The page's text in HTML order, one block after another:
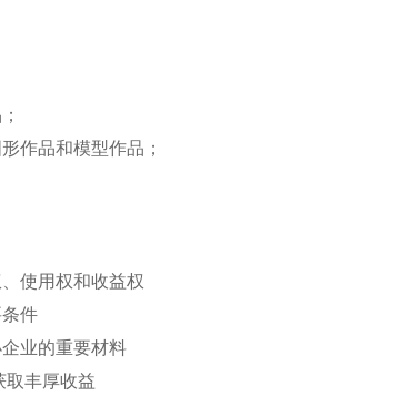
作品和模型作品；
使用权和收益权
件
业的重要材料
丰厚收益